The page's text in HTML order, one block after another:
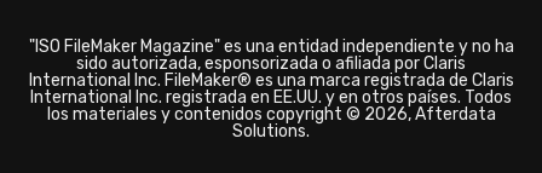
"ISO FileMaker Magazine" es una entidad independiente y no ha
sido autorizada, esponsorizada o afiliada por Claris
International Inc. FileMaker® es una marca registrada de Claris
International Inc. registrada en EE.UU. y en otros países. Todos
los materiales y contenidos copyright © 2026, Afterdata
Solutions.